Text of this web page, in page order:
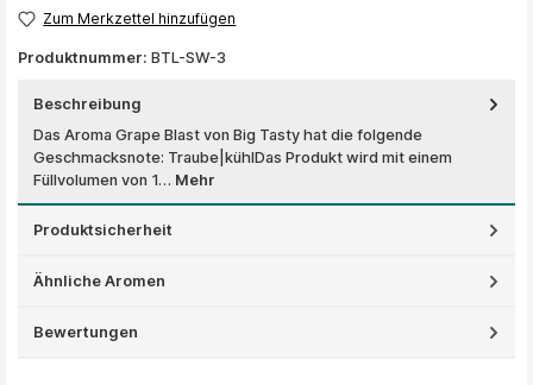
Zum Merkzettel hinzufügen
Produktnummer: BTL-SW-3
Beschreibung
Das Aroma Grape Blast von Big Tasty hat die folgende
Geschmacksnote: Traube|kühlDas Produkt wird mit einem
Füllvolumen von 1… Mehr
Produktsicherheit
Ähnliche Aromen
Bewertungen